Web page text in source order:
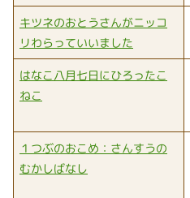
キツネのおとうさんがニッコ
リわらっていいました
はなこ八月七日にひろったこ
ねこ
１つぶのおこめ：さんすうの
むかしばなし